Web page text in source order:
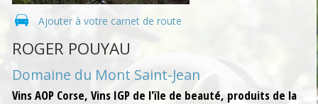
Ajouter à votre carnet de route
ROGER POUYAU
Domaine du Mont Saint-Jean
Vins AOP Corse, Vins IGP de l'ïle de beauté, produits de la